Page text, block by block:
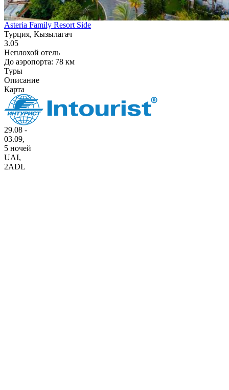
Asteria Family Resort Side
Турция, Кызылагач
3.05
Неплохой отель
До аэропорта: 78 км
Туры
Описание
Карта
29.08 -
03.09,
5 ночей
UAI,
2ADL